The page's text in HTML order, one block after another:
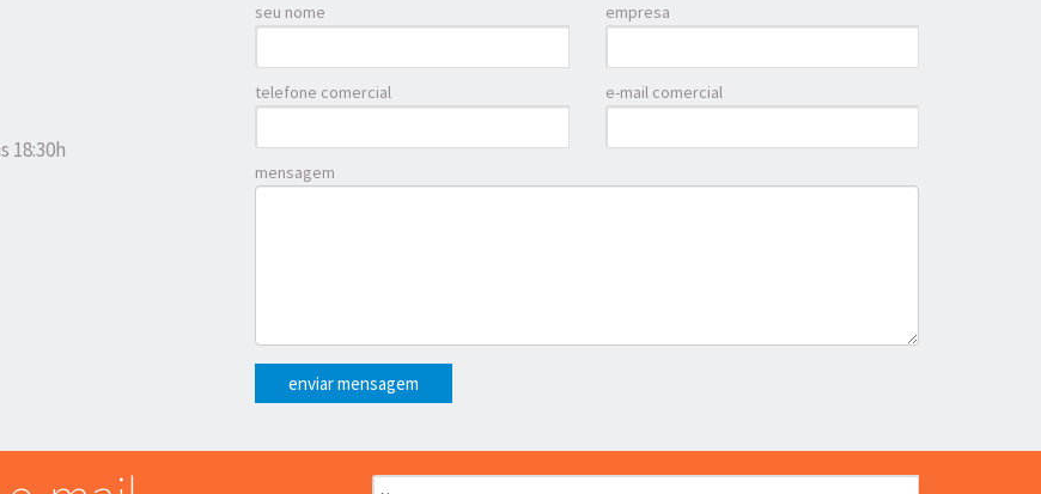
18:30h
seu nome empresa
telefone comercial e-mail comercial
mensagem
enviar mensagem